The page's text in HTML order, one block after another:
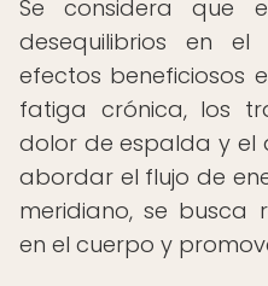
Se considera que
desequilibrios en
efectos beneficiosos
fatiga crónica, los
dolor de espalda y el
abordar el flujo de
meridiano, se busca
en el cuerpo y